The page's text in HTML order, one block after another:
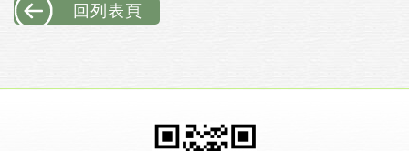
回列表頁